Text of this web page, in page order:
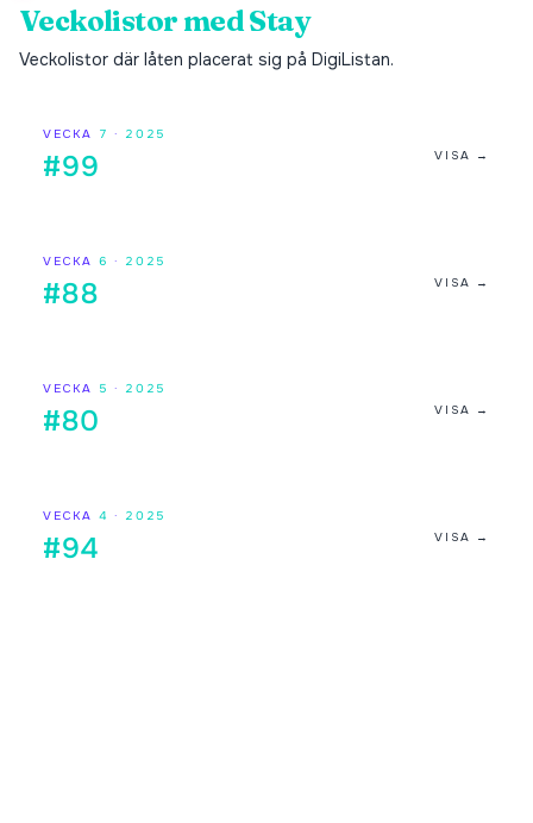
Veckolistor medStay
Veckolistor där låten placerat sig på DigiListan.
VECKA 7 · 2025
#99 VISA →
VECKA 6 · 2025
#88 VISA →
VECKA 5 · 2025
#80 VISA →
VECKA 4 · 2025
#94 VISA →